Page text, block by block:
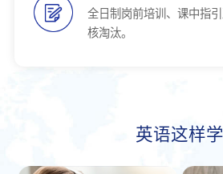
全日制岗前培训、课中指
核淘汰。
英语这样学